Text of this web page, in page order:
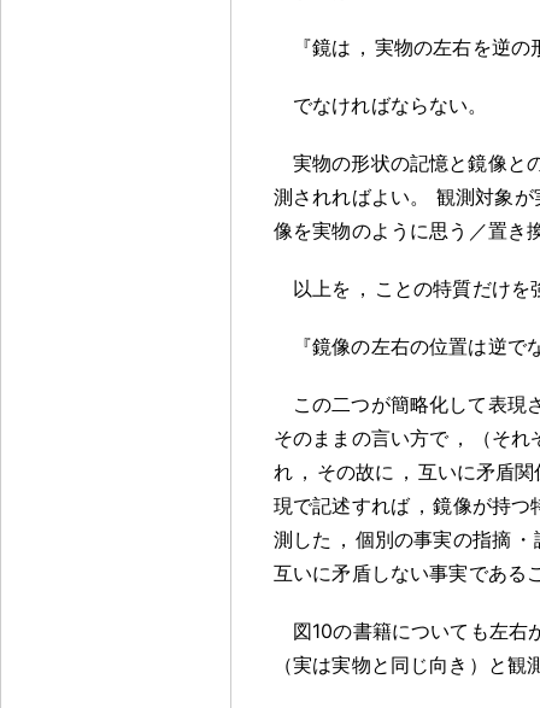
『鏡は ， 実物の左右を逆の
でなければならない。
実物の形状の記憶と鏡像と
測されればよい。
観測対象が
像を実物のように思う／置き
以上を ， ことの特質だけを
『鏡像の左右の位置は逆
この二つが簡略化して表現
そのままの言い方で ，
（そ
れ ， その故に ， 互いに矛盾
現で記述すれば ， 鏡像が持つ
測した ， 個別の事実の指摘 ・
互いに矛盾しない事実である
図10の書籍についても左右
（実は実物と同じ向き）と観